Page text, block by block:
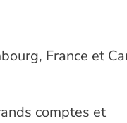
France et
comptes et